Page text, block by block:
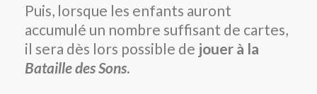
Puis, lorsque les enfants auront
accumulé un nombre suffisant de cartes,
il sera dès lors possible de jouer à la
Bataille des Sons.